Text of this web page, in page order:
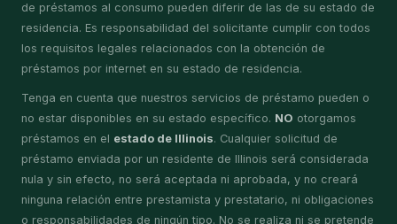
de préstamos al consumo pueden diferir de las de su estado de
residencia. Es responsabilidad del solicitante cumplir con todos
los requisitos legales relacionados con la obtención de
préstamos por internet en su estado de residencia.
Tenga en cuenta que nuestros servicios de préstamo pueden o
no estar disponibles en su estado específico. NO otorgamos
préstamos en el estado de Illinois. Cualquier solicitud de
préstamo enviada por un residente de Illinois será considerada
nula y sin efecto, no será aceptada ni aprobada, y no creará
ninguna relación entre prestamista y prestatario, ni obligaciones
o responsabilidades de ningún tipo. No se realiza ni se pretende